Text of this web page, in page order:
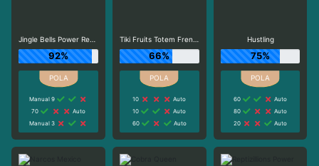
Jingle Bells Power Reels
92%
Manual 9
70
Auto
Manual 3
Tiki Fruits Totem Frenzy
66%
10
Auto
10
Auto
60
Auto
Hustling
75%
60
Auto
80
Auto
20
Auto